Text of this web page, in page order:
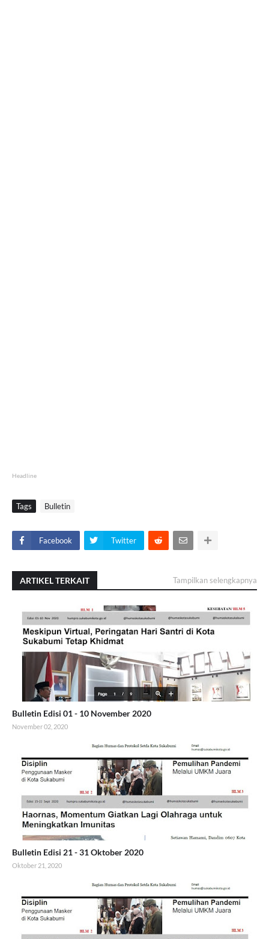
Headline
Tags Bulletin
Facebook Twitter
ARTIKEL TERKAIT Tampilkan selengkapnya
Bulletin Edisi 01 - 10 November 2020
November 02, 2020
Bulletin Edisi 21 - 31 Oktober 2020
Oktober 21, 2020